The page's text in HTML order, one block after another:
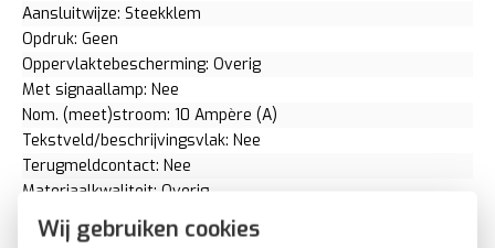
Wij gebruiken cookies
Aansluitwijze: Steekklem
Opdruk: Geen
Oppervlaktebescherming: Overig
Met signaallamp: Nee
Nom. (meet)stroom: 10 Ampère (A)
Tekstveld/beschrijvingsvlak: Nee
Terugmeldcontact: Nee
Materiaalkwaliteit: Overig
Materiaal: Overig
Bevestigingswijze: Schroefbevestiging